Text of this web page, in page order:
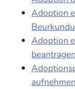
Adoption
Adoption
beantragen
aufnehmen